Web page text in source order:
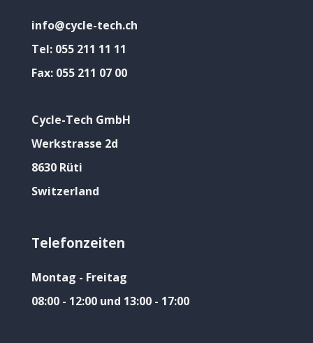
info@cycle-tech.ch
Tel: 055 211 11 11
Fax: 055 211 07 00
Cycle-Tech GmbH
Werkstrasse 2d
8630 Rüti
Switzerland
Telefonzeiten
Montag - Freitag
08:00 - 12:00 und 13:00 - 17:00